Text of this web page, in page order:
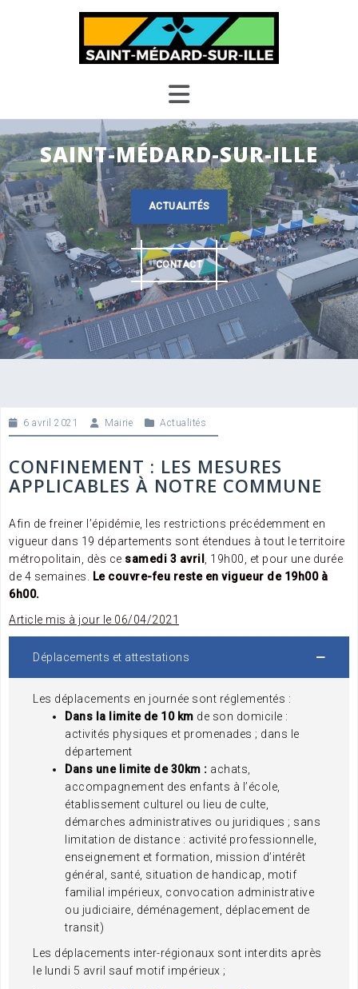
SAINT-MÉDARD-SUR-ILLE
ACTUALITÉS
CONTACT
6 avril 2021 Mairie Actualités
CONFINEMENT : LES MESURES
APPLICABLES À NOTRE COMMUNE
Afin de freiner l’épidémie, les restrictions précédemment en
vigueur dans 19 départements sont étendues à tout le territoire
métropolitain, dès ce samedi 3 avril
19h00, et pour une durée
de 4 semaines.
Le couvre-feu reste en vigueur de 19h00 à
6h00.
Article mis à jour le 06/04/2021
Déplacements et attestations
Les déplacements en journée sont réglementés :
Dans la limite de 10 km de son domicile :
activités physiques et promenades ; dans le
département
Dans une limite de 30km : achats,
accompagnement des enfants à l’école,
établissement culturel ou lieu de culte,
démarches administratives ou juridiques ; sans
limitation de distance : activité professionnelle,
enseignement et formation, mission d’intérêt
général, santé, situation de handicap, motif
familial impérieux, convocation administrative
ou judiciaire, déménagement, déplacement de
transit)
Les déplacements inter-régionaux sont interdits après
le lundi 5 avril sauf motif impérieux ;